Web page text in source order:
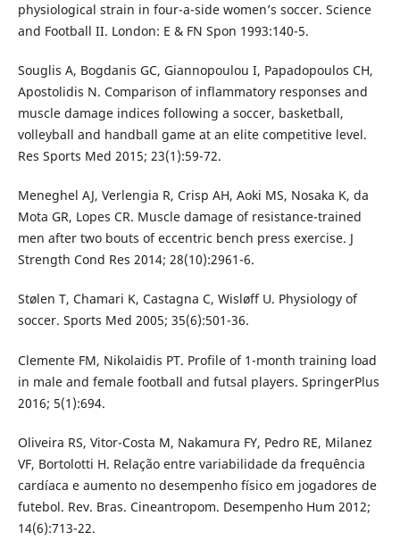
physiological strain in four-a-side women’s soccer. Science
and Football II. London: E & FN Spon 1993:140-5.
Souglis A, Bogdanis GC, Giannopoulou I, Papadopoulos CH,
Apostolidis N. Comparison of inflammatory responses and
muscle damage indices following a soccer, basketball,
volleyball and handball game at an elite competitive level.
Res Sports Med 2015; 23(1):59-72.
Meneghel AJ, Verlengia R, Crisp AH, Aoki MS, Nosaka K, da
Mota GR, Lopes CR. Muscle damage of resistance-trained
men after two bouts of eccentric bench press exercise. J
Strength Cond Res 2014; 28(10):2961-6.
Stølen T, Chamari K, Castagna C, Wisløff U. Physiology of
soccer. Sports Med 2005; 35(6):501-36.
Clemente FM, Nikolaidis PT. Profile of 1-month training load
in male and female football and futsal players. SpringerPlus
2016; 5(1):694.
Oliveira RS, Vitor-Costa M, Nakamura FY, Pedro RE, Milanez
VF, Bortolotti H. Relação entre variabilidade da frequência
cardíaca e aumento no desempenho físico em jogadores de
futebol. Rev. Bras. Cineantropom. Desempenho Hum 2012;
14(6):713-22.